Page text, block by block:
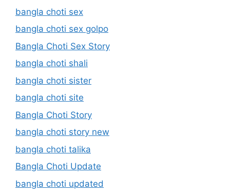
bangla choti sex
bangla choti sex golpo
Bangla Choti Sex Story
bangla choti shali
bangla choti sister
bangla choti site
Bangla Choti Story
bangla choti story new
bangla choti talika
Bangla Choti Update
bangla choti updated